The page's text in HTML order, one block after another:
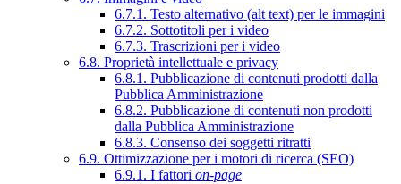
6.7.1. Testo alternativo (alt text) per le immagini
6.7.2. Sottotitoli per i video
6.7.3. Trascrizioni per i video
6.8. Proprietà intellettuale e privacy
6.8.1. Pubblicazione di contenuti prodotti dalla
Pubblica Amministrazione
6.8.2. Pubblicazione di contenuti non prodotti
dalla Pubblica Amministrazione
6.8.3. Consenso dei soggetti ritratti
6.9. Ottimizzazione per i motori di ricerca (SEO)
6.9.1. I fattori on-page